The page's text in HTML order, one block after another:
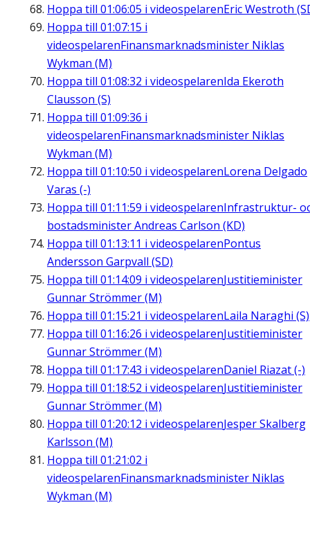
Hoppa till 01:06:05 i videospelarenEric Westroth
Hoppa till 01:07:15 i
videospelarenFinansmarknadsminister Niklas
Wykman (M)
Hoppa till 01:08:32 i videospelarenIda Ekeroth
Clausson (S)
Hoppa till 01:09:36 i
videospelarenFinansmarknadsminister Niklas
Wykman (M)
Hoppa till 01:10:50 i videospelarenLorena Delgado
Varas (-)
Hoppa till 01:11:59 i videospelarenInfrastruktur-
bostadsminister Andreas Carlson (KD)
Hoppa till 01:13:11 i videospelarenPontus
Andersson Garpvall (SD)
Hoppa till 01:14:09 i videospelarenJustitieminister
Gunnar Strömmer (M)
Hoppa till 01:15:21 i videospelarenLaila Naraghi (S)
Hoppa till 01:16:26 i videospelarenJustitieminister
Gunnar Strömmer (M)
Hoppa till 01:17:43 i videospelarenDaniel Riazat (-)
Hoppa till 01:18:52 i videospelarenJustitieminister
Gunnar Strömmer (M)
Hoppa till 01:20:12 i videospelarenJesper Skalberg
Karlsson (M)
Hoppa till 01:21:02 i
videospelarenFinansmarknadsminister Niklas
Wykman (M)